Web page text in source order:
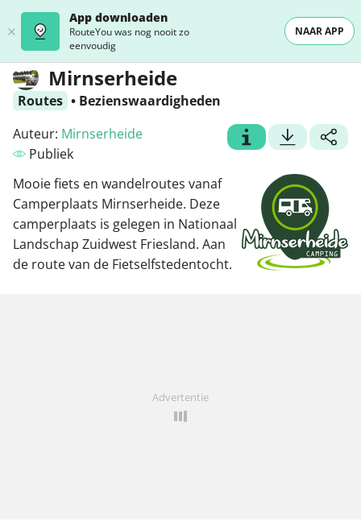
App downloaden
RouteYou was nog nooit zo
eenvoudig
NAAR APP
Mirnserheide
Routes • Bezienswaardigheden
Auteur: Mirnserheide
Publiek
Mooie fiets en wandelroutes vanaf
Camperplaats Mirnserheide. Deze
camperplaats is gelegen in Nationaal
Landschap Zuidwest Friesland. Aan
de route van de Fietselfstedentocht.
Advertentie